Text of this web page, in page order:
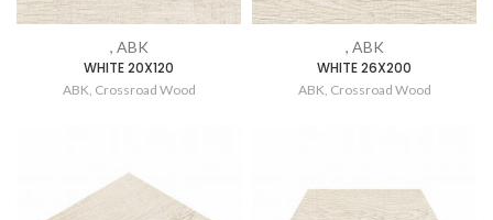
, ABK
WHITE 20X120
ABK, Crossroad Wood
, ABK
WHITE 26X200
ABK, Crossroad Wood